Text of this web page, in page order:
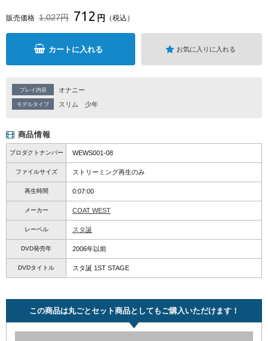
販売価格 1,027円 712 円 （税込）
カートに入れる お気に入りに入れる
プレイ内容 オナニー
モデルタイプ スリム 少年
商品情報
プロダクトナンバー WEWS001-08
ファイルサイズ ストリーミング再生のみ
再生時間 0:07:00
メーカー COAT WEST
レーベル スタ誕
DVD発売年 2006年以前
DVDタイトル スタ誕 1ST STAGE
この商品は丸ごとセット商品としてもご購入いただけます！